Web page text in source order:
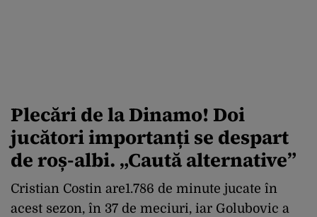
Plecări de la Dinamo! Doi
jucători importanți se despart
de roș-albi. „Caută alternative”
Cristian Costin are1.786 de minute jucate în
acest sezon, în 37 de meciuri, iar Golubovic a